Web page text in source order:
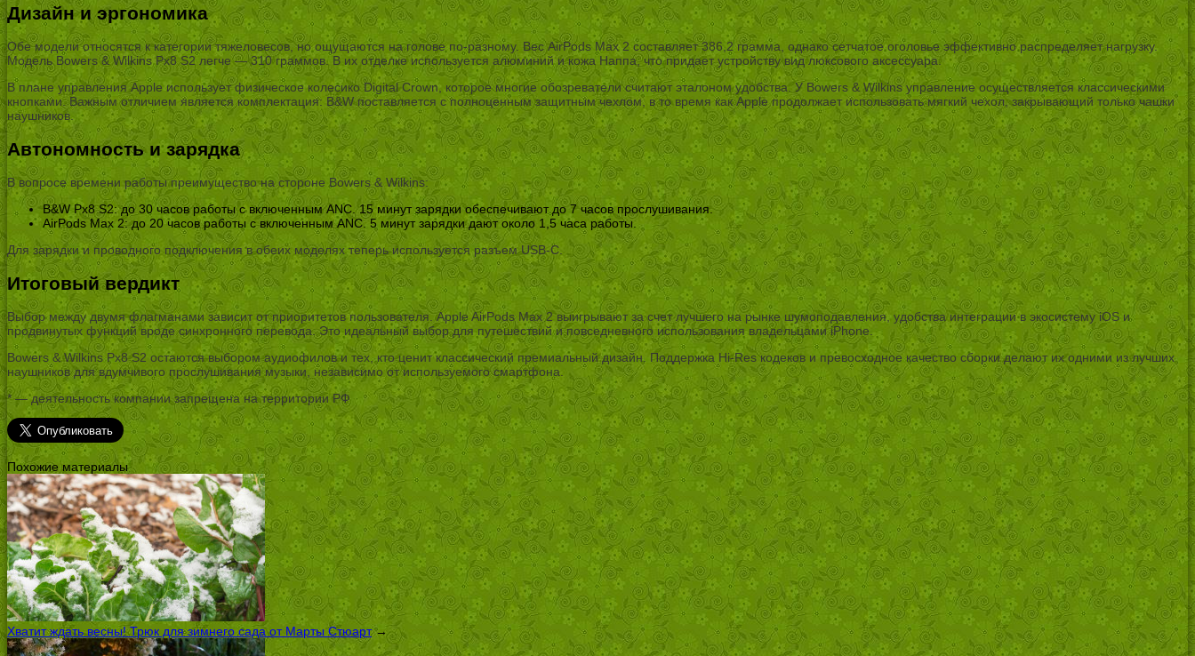
Дизайн и эргономика
Обе модели относятся к категории тяжеловесов, но ощущаются на голове по-разному. Вес AirPods Max 2 составляет 386,2 грамма, однако сетчатое оголовье эффективно распределяет нагрузку.
Модель Bowers & Wilkins Px8 S2 легче — 310 граммов. В их отделке используется алюминий и кожа Наппа, что придает устройству вид люксового аксессуара.
В плане управления Apple использует физическое колесико Digital Crown, которое многие обозреватели считают эталоном удобства. У Bowers & Wilkins управление осуществляется классическими
кнопками. Важным отличием является комплектация: B&W поставляется с полноценным защитным чехлом, в то время как Apple продолжает использовать мягкий чехол, закрывающий только чашки
наушников.
Автономность и зарядка
В вопросе времени работы преимущество на стороне Bowers & Wilkins:
B&W Px8 S2: до 30 часов работы с включенным ANC. 15 минут зарядки обеспечивают до 7 часов прослушивания.
AirPods Max 2: до 20 часов работы с включенным ANC. 5 минут зарядки дают около 1,5 часа работы.
Для зарядки и проводного подключения в обеих моделях теперь используется разъем USB-C.
Итоговый вердикт
Выбор между двумя флагманами зависит от приоритетов пользователя. Apple AirPods Max 2 выигрывают за счет лучшего на рынке шумоподавления, удобства интеграции в экосистему iOS и
продвинутых функций вроде синхронного перевода. Это идеальный выбор для путешествий и повседневного использования владельцами iPhone.
Bowers & Wilkins Px8 S2 остаются выбором аудиофилов и тех, кто ценит классический премиальный дизайн. Поддержка Hi-Res кодеков и превосходное качество сборки делают их одними из лучших
наушников для вдумчивого прослушивания музыки, независимо от используемого смартфона.
* — деятельность компании запрещена на территории РФ
Похожие материалы
Хватит ждать весны! Трюк для зимнего сада от Марты Стюарт→